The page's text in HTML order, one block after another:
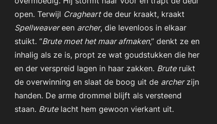
open. Terwijl Cragheartde deur kraakt, kraakt
Spellweavereen archer, die levenloos in elkaar
stuikt. “Brute moet het maar afmaken,” denkt ze en
inhalig als ze is, propt ze wat goudstukken die her
en der verspreid lagen in haar zakken. Bruteruikt
de overwinning en slaat de boog uit de archerzijn
handen. De arme drommel blijft als versteend
staan. Brutelacht hem gewoon vierkant uit.